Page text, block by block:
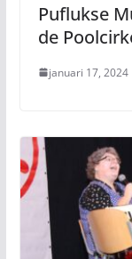
Puflukse
de
januari 17, 2024